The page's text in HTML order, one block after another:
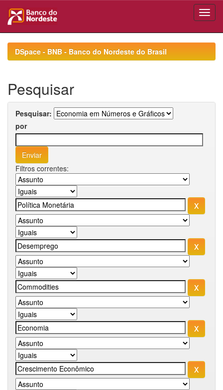
navigationDSpace - BNB - Banco do Nordeste do Brasil
Pesquisar
Pesquisar:
por
Filtros correntes: